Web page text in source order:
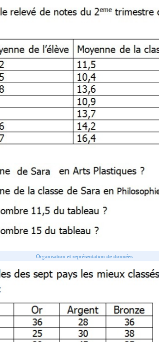
Organisation et représentation de données